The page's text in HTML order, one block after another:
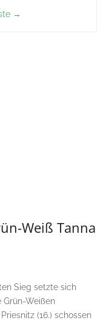
→
Weiß Tanna
Sieg setzte sich
Grün-Weißen
(16.) schossen